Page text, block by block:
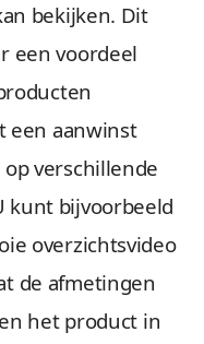
bekijken. Dit
een voordeel
een aanwinst
verschillende
kunt bijvoorbeeld
overzichtsvideo
de afmetingen
het product in